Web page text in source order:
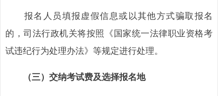
报名人员填报虚假信息或以其他方式骗取报名
的，司法行政机关将按照《国家统一法律职业资格考
试违纪行为处理办法》等规定进行处理。
（三）交纳考试费及选择报名地